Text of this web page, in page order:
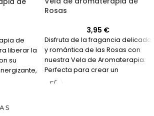
de
liberar la
su
la
Rosas
3,95 €
Disfruta de la fragancia delicada
y romántica de las Rosas con
nuestra Vela de Aromaterapia.
Perfecta para crear un
ambiente relajante y aromático.